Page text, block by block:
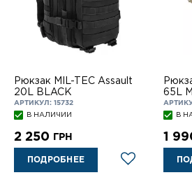
Рюкзак MIL-TEC Assault
20L BLACK
АРТИКУЛ: 15732
В НАЛИЧИИ
2 250 ГРН
ПОДРОБНЕЕ
65L
В
1